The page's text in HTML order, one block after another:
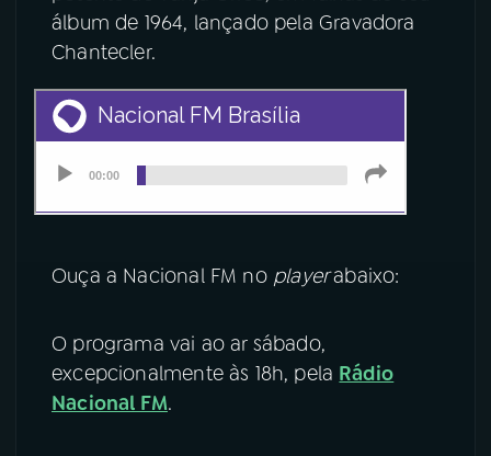
Instagram X
álbum de 1964, lançado pela Gravadora
Chantecler.
Ouça a Nacional FM no playerabaixo:
O programa vai ao ar sábado,
excepcionalmente às 18h, pela Rádio
Nacional FM.